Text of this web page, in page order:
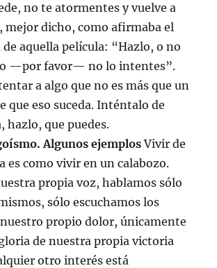
no te atormentes y vuelve a
mejor dicho, como afirmaba el
aquella película: “Hazlo, o no
—por favor— no lo intentes”.
a algo que no es más que un
que eso suceda. Inténtalo de
hazlo, que puedes.
Algunos ejemplosVivir de
es como vivir en un calabozo.
propia voz, hablamos sólo
sólo escuchamos los
propio dolor, únicamente
de nuestra propia victoria
otro interés está